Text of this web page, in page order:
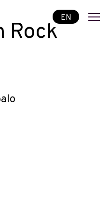
EN
Rock